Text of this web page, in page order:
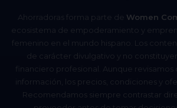
Ahorradoras forma parte de Women
ecosistema de empoderamiento y
femenino en el mundo hispano. Los
de carácter divulgativo y no
financiero profesional. Aunque
información, los precios, condiciones y
Recomendamos siempre contrastar